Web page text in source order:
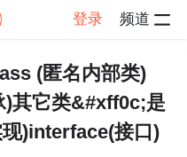
登录 频道
帖子详情
(匿名内部类)
其它类&#xff0c;是
)interface(接口)